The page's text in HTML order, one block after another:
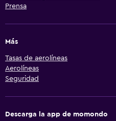
Prensa
Más
Tasas de aerolíneas
Aerolíneas
Seguridad
Descarga la app de momondo